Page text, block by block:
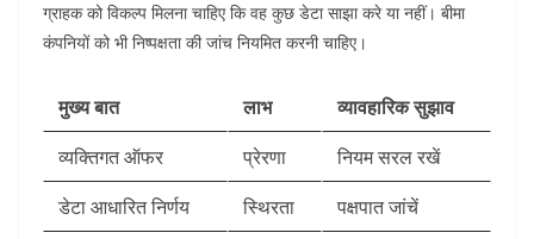
ग्राहक को विकल्प मिलना चाहिए कि वह कुछ डेटा साझा करे या नहीं। बीमा
कंपनियों को भी निष्पक्षता की जांच नियमित करनी चाहिए।
मुख्य बात लाभ
व्यावहारिक सुझाव
व्यक्तिगत ऑफर
प्रेरणा
नियम सरल रखें
डेटा आधारित निर्णय
स्थिरता
पक्षपात जांचें